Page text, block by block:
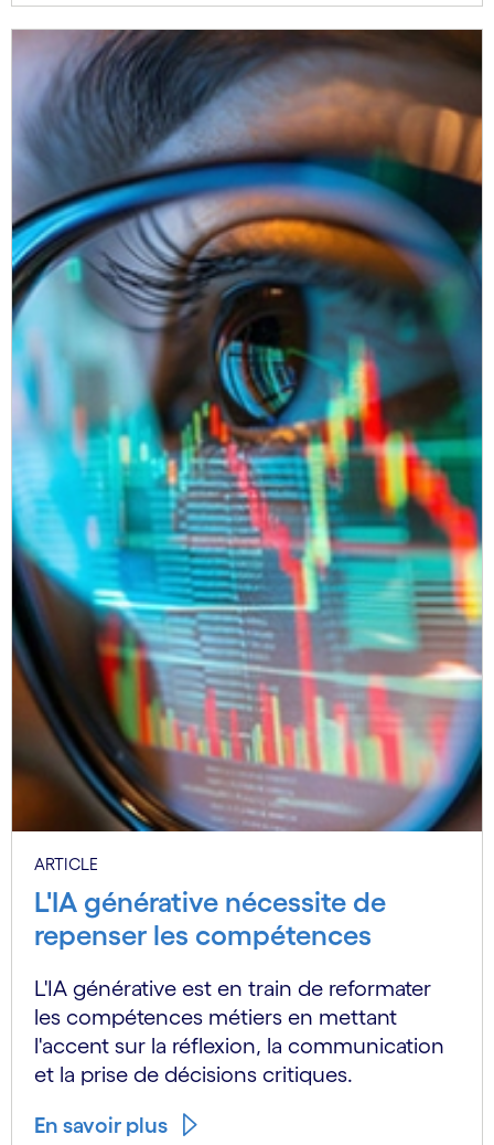
ARTICLE
L'IA générative nécessite de
repenser les compétences
L'IA générative est en train de reformater
les compétences métiers en mettant
l'accent sur la réflexion, la communication
et la prise de décisions critiques.
En savoir plus